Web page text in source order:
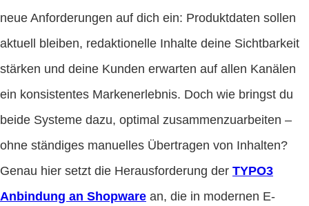
neue Anforderungen auf dich ein: Produktdaten sollen
aktuell bleiben, redaktionelle Inhalte deine Sichtbarkeit
stärken und deine Kunden erwarten auf allen Kanälen
ein konsistentes Markenerlebnis. Doch wie bringst du
beide Systeme dazu, optimal zusammenzuarbeiten –
ohne ständiges manuelles Übertragen von Inhalten?
Genau hier setzt die Herausforderung der TYPO3
Anbindung an Shopware an, die in modernen E-